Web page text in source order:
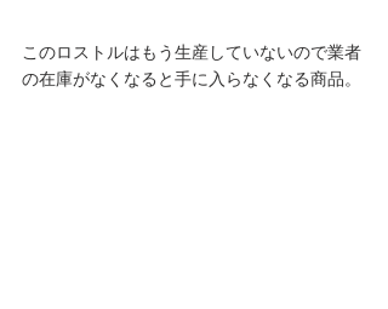
このロストルはもう生産していないので業者
の在庫がなくなると手に入らなくなる商品。